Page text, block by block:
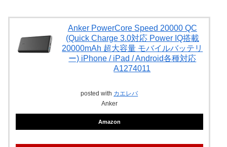
Anker PowerCore Speed 20000 QC
(Quick Charge 3.0対応 Power IQ搭載
20000mAh 超大容量 モバイルバッテリ
ー) iPhone / iPad / Android各種対応
A1274011
posted with カエレバ
Anker
Amazon